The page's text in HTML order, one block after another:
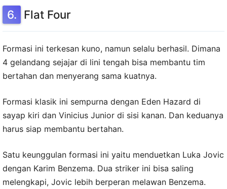
Flat Four
Formasi ini terkesan kuno, namun selalu berhasil. Dimana
4 gelandang sejajar di lini tengah bisa membantu tim
bertahan dan menyerang sama kuatnya.
Formasi klasik ini sempurna dengan Eden Hazard di
sayap kiri dan Vinicius Junior di sisi kanan. Dan keduanya
harus siap membantu bertahan.
Satu keunggulan formasi ini yaitu menduetkan Luka Jovic
dengan Karim Benzema. Dua striker ini bisa saling
melengkapi, Jovic lebih berperan melawan Benzema.